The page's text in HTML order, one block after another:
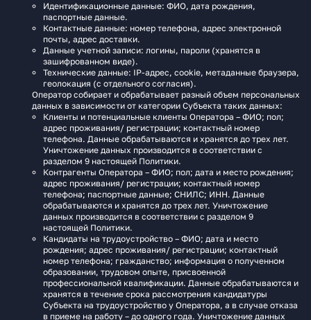
Идентификационные данные: ФИО, дата рождения,
паспортные данные.
Контактные данные: номер телефона, адрес электронной
почты, адрес доставки.
Данные учетной записи: логины, пароли (хранятся в
зашифрованном виде).
Технические данные: IP-адрес, cookie, метаданные браузера,
геолокация (с отдельного согласия).
Оператор собирает и обрабатывает разный объем персональных
данных в зависимости от категории Субъекта таких данных:
Клиенты и потенциальные клиенты Оператора – ФИО; пол;
адрес проживания/ регистрации; контактный номер
телефона. Данные обрабатываются и хранятся до трех лет.
Уничтожение данных производится в соответствии с
разделом 9 настоящей Политики.
Контрагенты Оператора – ФИО; пол; дата и место рождения;
адрес проживания/ регистрации; контактный номер
телефона; паспортные данные; СНИЛС; ИНН. Данные
обрабатываются и хранятся до трех лет. Уничтожение
данных производится в соответствии с разделом 9
настоящей Политики.
Кандидаты на трудоустройство – ФИО; дата и место
рождения; адрес проживания/ регистрации; контактный
номер телефона; гражданство; информация о полученном
образовании, трудовом опыте, присвоенной
профессиональной квалификации. Данные обрабатываются и
хранятся в течение срока рассмотрения кандидатуры
Субъекта на трудоустройство у Оператора, а в случае отказа
в приеме на работу – до одного года. Уничтожение данных